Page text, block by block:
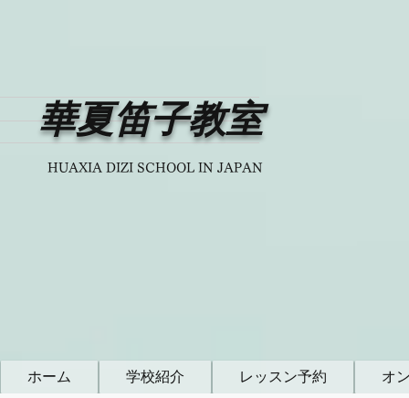
華夏笛子教室
HUAXIA DIZI SCHOOL IN JAPAN
ホーム 学校紹介 レッスン予約 オ